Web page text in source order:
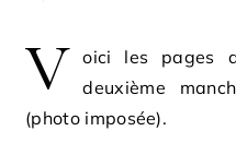
V oici les pages
deuxième
(photo imposée).